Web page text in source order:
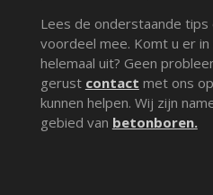
Lees de onderstaande tips
voordeel mee. Komt u er
helemaal uit? Geen
gerust contact met ons
kunnen helpen. Wij zijn
gebied van betonboren.